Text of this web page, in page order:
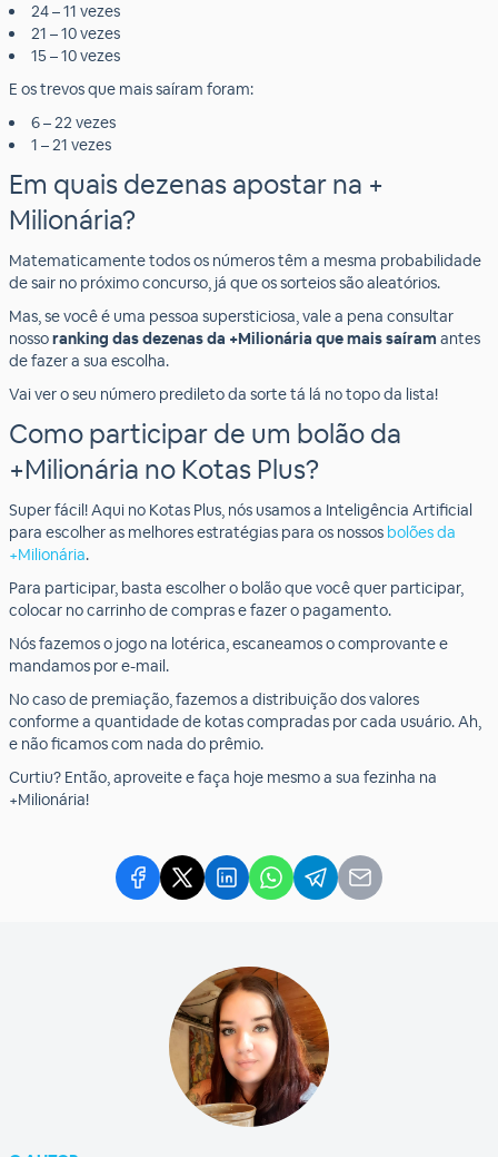
24 – 11 vezes
21 – 10 vezes
15 – 10 vezes
E os trevos que mais saíram foram:
6 – 22 vezes
1 – 21 vezes
Em quais dezenas apostar na +
Milionária?
Matematicamente todos os números têm a mesma probabilidade
de sair no próximo concurso, já que os sorteios são aleatórios.
Mas, se você é uma pessoa supersticiosa, vale a pena consultar
nossoranking das dezenas da +Milionária que mais saíram antes
de fazer a sua escolha.
Vai ver o seu número predileto da sorte tá lá no topo da lista!
Como participar de um bolão da
+Milionária no Kotas Plus?
Super fácil! Aqui no Kotas Plus, nós usamos a Inteligência Artificial
para escolher as melhores estratégias para os nossos bolões da
+Milionária.
Para participar, basta escolher o bolão que você quer participar,
colocar no carrinho de compras e fazer o pagamento.
Nós fazemos o jogo na lotérica, escaneamos o comprovante e
mandamos por e-mail.
No caso de premiação, fazemos a distribuição dos valores
conforme a quantidade de kotas compradas por cada usuário. Ah,
e não ficamos com nada do prêmio.
Curtiu? Então, aproveite e faça hoje mesmo a sua fezinha na
+Milionária!